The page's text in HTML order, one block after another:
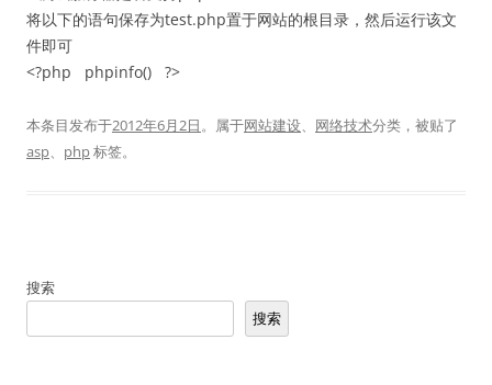
将以下的语句保存为test.php置于网站的根目录，然后运行该文
件即可
<?php phpinfo() ?>
本条目发布于2012年6月2日。属于网站建设、 网络技术分类，被贴了
asp、 php标签。
搜索
搜索